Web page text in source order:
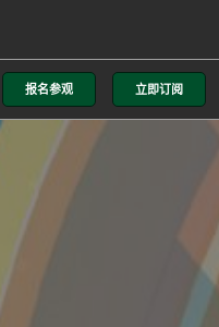
报名参观 立即订阅